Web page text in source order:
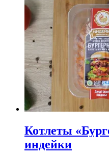
Котлеты
индейки